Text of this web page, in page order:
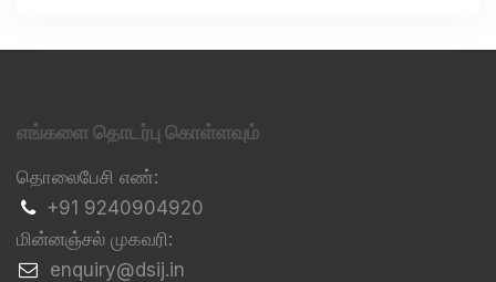
எங்களை தொடர்பு கொள்ளவும்
தொலைபேசி எண்:
+91 9240904920
மின்னஞ்சல் முகவரி:
​enquiry@dsij.in